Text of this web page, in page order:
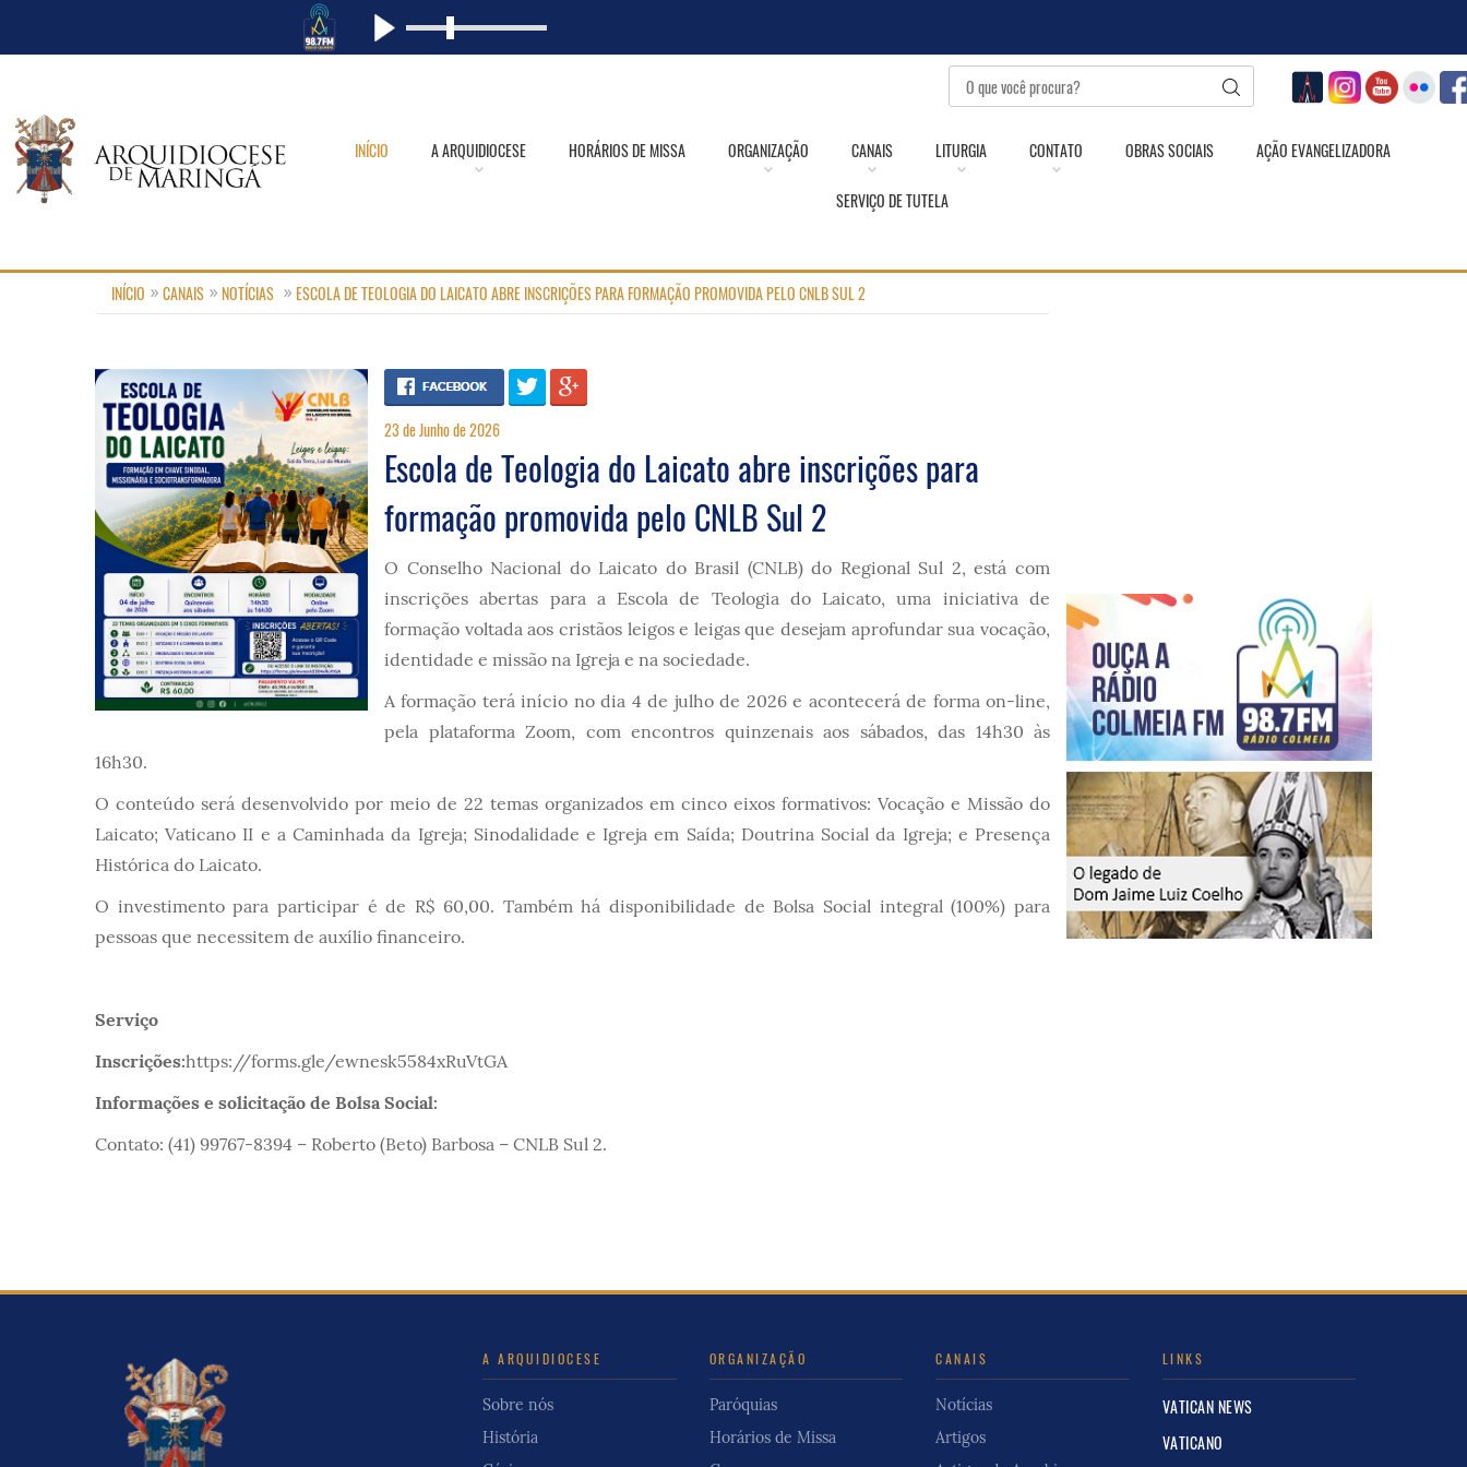
INÍCIO A ARQUIDIOCESE HORÁRIOS DE MISSA ORGANIZAÇÃO CANAIS LITURGIA CONTATO OBRAS SOCIAIS AÇÃO EVANGELIZADORA
SERVIÇO DE TUTELA
INÍCIO CANAIS NOTÍCIAS ESCOLA DE TEOLOGIA DO LAICATO ABRE INSCRIÇÕES PARA FORMAÇÃO PROMOVIDA PELO CNLB SUL 2
23 de Junho de 2026
Escola de Teologia do Laicato abre inscrições para
formação promovida pelo CNLB Sul 2
O Conselho Nacional do Laicato do Brasil (CNLB) do Regional Sul 2, está com
inscrições abertas para a Escola de Teologia do Laicato, uma iniciativa de
formação voltada aos cristãos leigos e leigas que desejam aprofundar sua vocação,
identidade e missão na Igreja e na sociedade.
A formação terá início no dia 4 de julho de 2026 e acontecerá de forma on-line,
pela plataforma Zoom, com encontros quinzenais aos sábados, das 14h30 às
16h30.
O conteúdo será desenvolvido por meio de 22 temas organizados em cinco eixos formativos: Vocação e Missão do
Laicato; Vaticano II e a Caminhada da Igreja; Sinodalidade e Igreja em Saída; Doutrina Social da Igreja; e Presença
Histórica do Laicato.
O investimento para participar é de R$ 60,00. Também há disponibilidade de Bolsa Social integral (100%) para
pessoas que necessitem de auxílio financeiro.
Serviço
Inscrições:https://forms.gle/ewnesk5584xRuVtGA
Informações e solicitação de Bolsa Social:
Contato: (41) 99767-8394 – Roberto (Beto) Barbosa – CNLB Sul 2.
A ARQUIDIOCESE
Sobre nós
História
ORGANIZAÇÃO
Paróquias
Horários de Missa
CANAIS
Notícias
Artigos
LINKS
VATICAN NEWS
VATICANO